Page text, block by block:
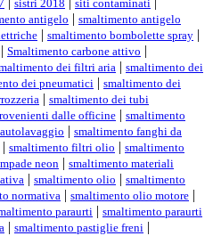
sistri 2018 siti contaminati
antigelo | smaltimento antigelo
| smaltimento bombolette spray |
| Smaltimento carbone attivo |
dei filtri aria | smaltimento dei
dei pneumatici | smaltimento dei
| smaltimento dei tubi
dalle officine | smaltimento
| smaltimento fanghi da
| smaltimento filtri olio | smaltimento
neon | smaltimento materiali
| smaltimento olio | smaltimento
normativa | smaltimento olio motore |
paraurti | smaltimento paraurti
| smaltimento pastiglie freni |